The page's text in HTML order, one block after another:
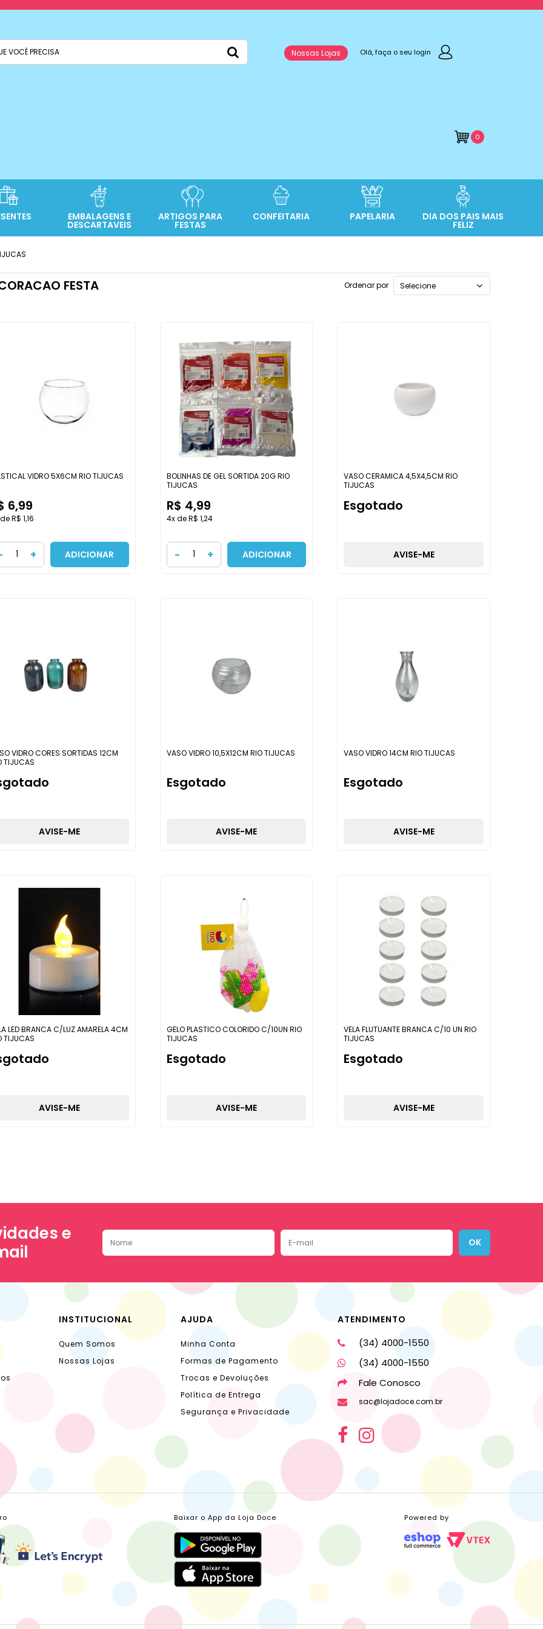
Nossas Lojas Olá, faça o seu login
0
EMBALAGENS E
DESCARTAVEIS
ARTIGOS PARA
FESTAS
CONFEITARIA PAPELARIA DIA DOS PAIS MAIS
FELIZ
FESTA Ordenar por Selecione
VIDRO 5X6CM RIO TIJUCAS
6,99
R$ 1,16
+ ADICIONAR
BOLINHAS DE GEL SORTIDA 20G RIO
TIJUCAS
R$ 4,99
4x de R$ 1,24
- + ADICIONAR
VASO CERAMICA 4,5X4,5CM RIO
TIJUCAS
Esgotado
AVISE-ME
VIDRO CORES SORTIDAS 12CM
TIJUCAS
AVISE-ME
VASO VIDRO 10,5X12CM RIO TIJUCAS
Esgotado
AVISE-ME
VASO VIDRO 14CM RIO TIJUCAS
Esgotado
AVISE-ME
LED BRANCA C/LUZ AMARELA 4CM
TIJUCAS
AVISE-ME
GELO PLASTICO COLORIDO C/10UN RIO
TIJUCAS
Esgotado
AVISE-ME
VELA FLUTUANTE BRANCA C/10 UN RIO
TIJUCAS
Esgotado
AVISE-ME
e
OK
INSTITUCIONAL
Quem Somos
Nossas Lojas
AJUDA
Minha Conta
Formas de Pagamento
Trocas e Devoluções
Política de Entrega
Segurança e Privacidade
ATENDIMENTO
(34) 4000-1550
(34) 4000-1550
Fale Conosco
sac@lojadoce.com.br
Baixar o App da Loja Doce Powered by